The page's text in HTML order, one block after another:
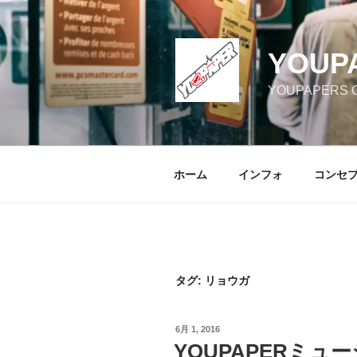
コ
ン
テ
ン
ツ
YOUPAPERS
ホーム インフォ コンセ
タグ: リョウガ
投
日:
6月 1, 2016
YOUPAPERミュ